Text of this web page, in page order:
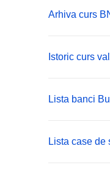
Arhiva curs
Istoric curs
Lista banci
Lista case de